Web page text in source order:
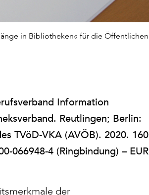
in Bibliotheken« für die Öffentlichen
Information
Reutlingen; Berlin:
TVöD-VKA (AVÖB). 2020. 160
066948-4 (Ringbindung) – EUR
der